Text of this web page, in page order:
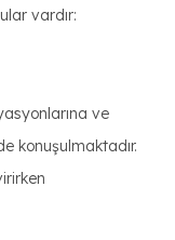
vardır:
ve
konuşulmaktadır.